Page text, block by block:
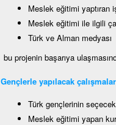
Meslek eğitimi yaptıran
Meslek eğitimi ile ilgili
Türk ve Alman medyası
bu projenin başarıya
Gençlerle yapılacak çalışmalar
Türk gençlerinin
Meslek eğitimi yapan